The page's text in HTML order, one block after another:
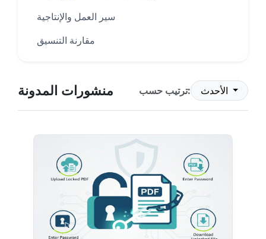
سير العمل والإنتاجية
مقارنة التنسيق
منشورات المدونة ترتيب حسب: